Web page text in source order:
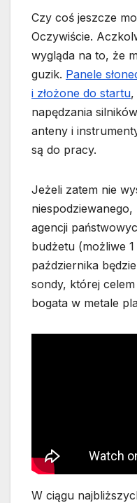
Czy coś jeszcze
Oczywiście.
wygląda na to, że
guzik. Panele
i złożone do startu,
napędzania
anteny i
są do pracy.
Jeżeli zatem nie
agencji
budżetu (możliwe
października
sondy, której
bogata w metale
W ciągu